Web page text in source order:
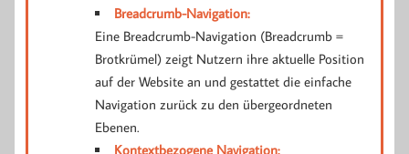
Breadcrumb-Navigation:
Eine Breadcrumb-Navigation (Breadcrumb =
Brotkrümel) zeigt Nutzern ihre aktuelle Position
auf der Website an und gestattet die einfache
Navigation zurück zu den übergeordneten
Ebenen.
Kontextbezogene Navigation: